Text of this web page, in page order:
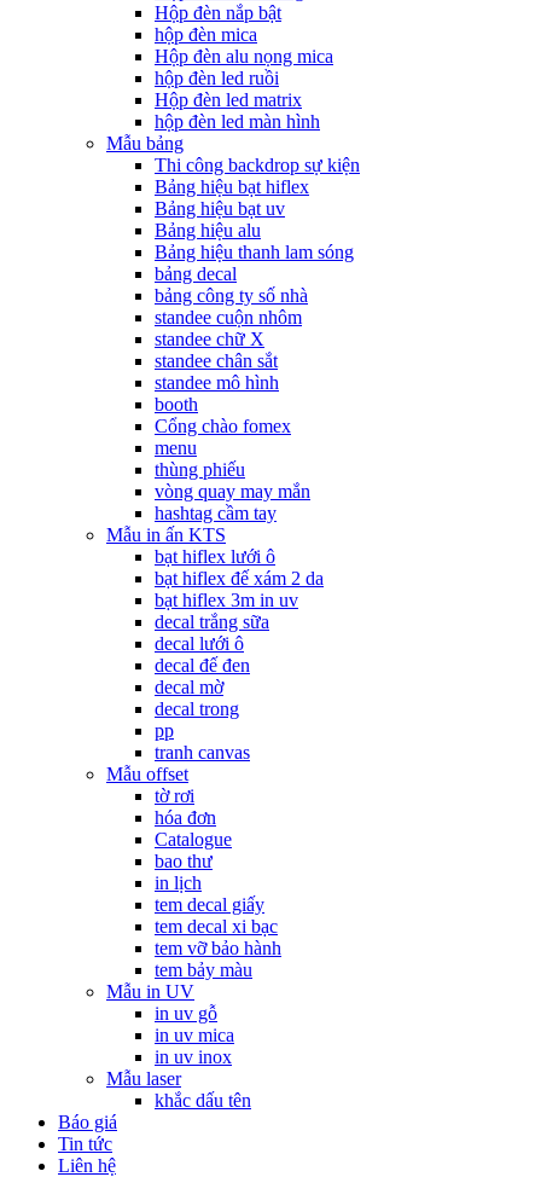
Hộp đèn nắp bật
hộp đèn mica
Hộp đèn alu nọng mica
hộp đèn led ruồi
Hộp đèn led matrix
hộp đèn led màn hình
Mẫu bảng
Thi công backdrop sự kiện
Bảng hiệu bạt hiflex
Bảng hiệu bạt uv
Bảng hiệu alu
Bảng hiệu thanh lam sóng
bảng decal
bảng công ty số nhà
standee cuộn nhôm
standee chữ X
standee chân sắt
standee mô hình
booth
Cổng chào fomex
menu
thùng phiếu
vòng quay may mắn
hashtag cầm tay
Mẫu in ấn KTS
bạt hiflex lưới ô
bạt hiflex đế xám 2 da
bạt hiflex 3m in uv
decal trắng sữa
decal lưới ô
decal đế đen
decal mờ
decal trong
pp
tranh canvas
Mẫu offset
tờ rơi
hóa đơn
Catalogue
bao thư
in lịch
tem decal giấy
tem decal xi bạc
tem vỡ bảo hành
tem bảy màu
Mẫu in UV
in uv gỗ
in uv mica
in uv inox
Mẫu laser
khắc dấu tên
Báo giá
Tin tức
Liên hệ